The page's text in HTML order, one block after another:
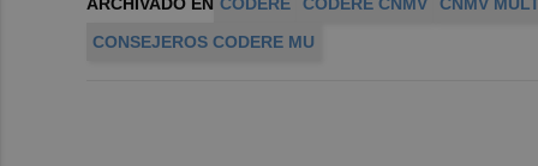
CONSEJEROS CODERE MU